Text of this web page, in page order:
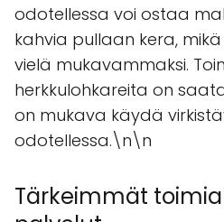
odotellessa voi ostaa
kahvia pullaan kera,
vielä mukavammaksi.
herkkulohkareita on
on mukava käydä
odotellessa.\n\n
Tärkeimmät